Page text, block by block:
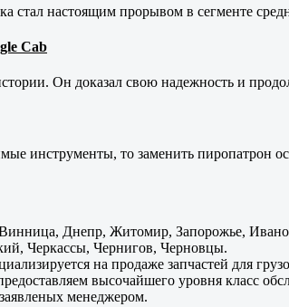
стал настоящим прорывом в сегменте
Cab
Он доказал свою надежность и
инструменты, то заменить пиропатрон
Днепр, Житомир, Запорожье,
Черкассы, Чернигов, Черновцы.
на продаже запчастей для
высочайшего уровня класс
менеджером.